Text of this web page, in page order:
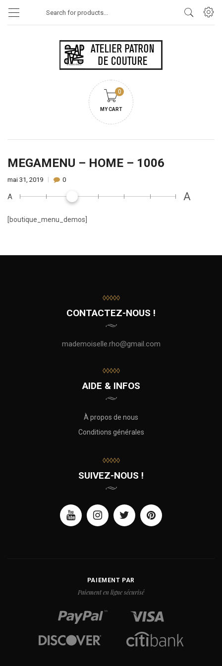
search
0
MY CART
MEGAMENU – HOME – 1006
mai 31, 2019 0
A A
[boutique_menu_demos]
◊◊◊◊◊
CONTACTEZ-NOUS !
mademoiselle.rho@gmail.com
◊◊◊◊◊
AIDE & INFOS
À propos de nous
Conditions générales
◊◊◊◊◊
SUIVEZ-NOUS !
PAIEMENT PAR
Paiement en ligne sécurisé